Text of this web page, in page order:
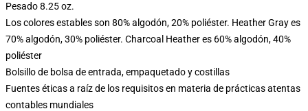
Pesado 8.25 oz.
Los colores estables son 80% algodón, 20% poliéster. Heather Gray es
70% algodón, 30% poliéster. Charcoal Heather es 60% algodón, 40%
poliéster
Bolsillo de bolsa de entrada, empaquetado y costillas
Fuentes éticas a raíz de los requisitos en materia de prácticas atentas
contables mundiales